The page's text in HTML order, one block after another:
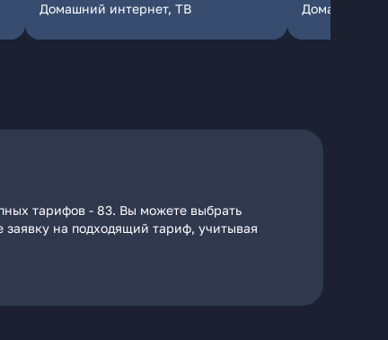
Домашний интернет, ТВ Домашний
тарифов - 83. Вы можете выбрать
на подходящий тариф, учитывая